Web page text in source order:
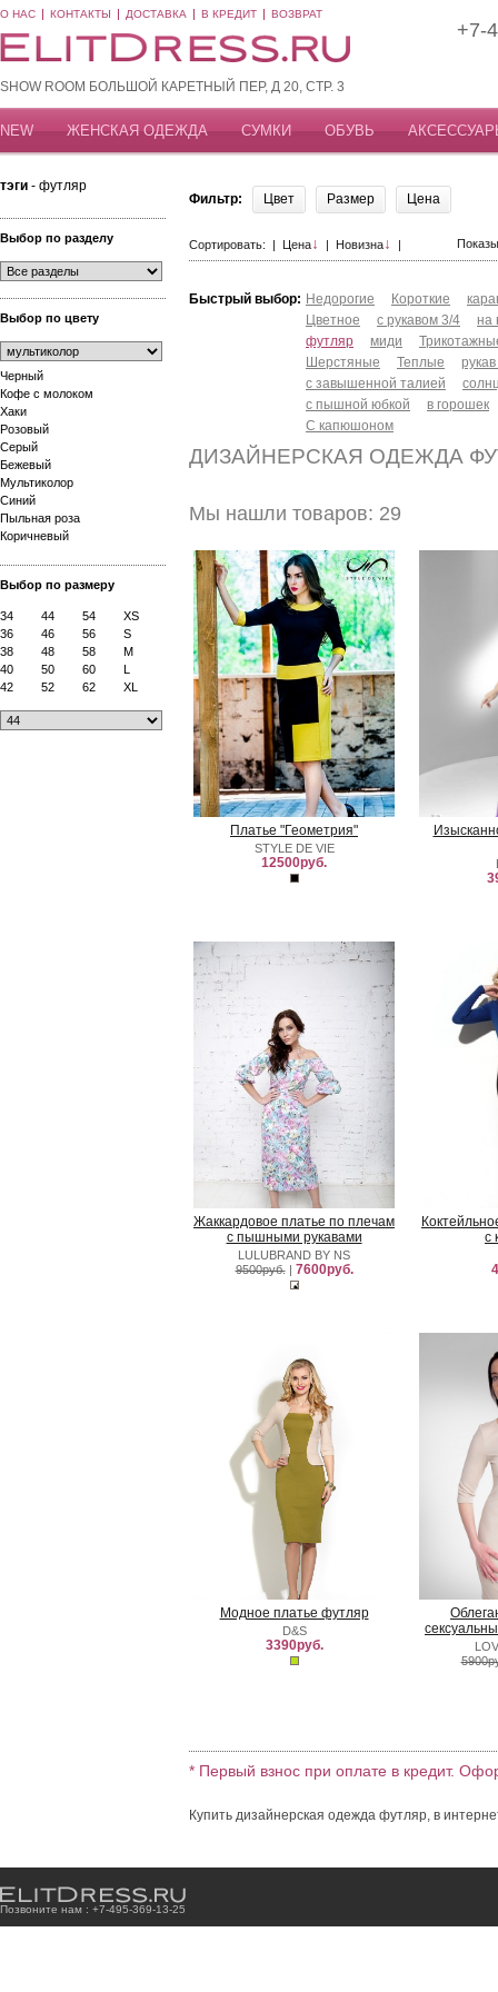
О НАС КОНТАКТЫ ДОСТАВКА В КРЕДИТ ВОЗВРАТ
SHOW ROOM БОЛЬШОЙ КАРЕТНЫЙ ПЕР, Д 20, СТР. 3
+7-
NEW ЖЕНСКАЯ ОДЕЖДА СУМКИ ОБУВЬ
тэги - футляр
Выбор по разделу
Выбор по цвету
Черный
Кофе с молоком
Хаки
Розовый
Серый
Бежевый
Мультиколор
Синий
Пыльная роза
Коричневый
Выбор по размеру
34 44 54
XS
36
46 56
S
38
48 58
M
40
50 60
L
42
52 62 XL
Фильтр: Цвет Размер Цена
Сортировать: | Цена↓ | Новизна↓ |
Быстрый выбор: Недорогие Короткие
Цветное
с рукавом 3/4
на
футляр
миди
Шерстяные
Теплые
с завышенной талией
с пышной юбкой
в горошек
С капюшоном
ДИЗАЙНЕРСКАЯ ОДЕЖДА
Мы нашли товаров: 29
Платье "Геометрия"
STYLE DE VIE
12500руб.
Жаккардовое платье по плечам
с пышными рукавами
LULUBRAND BY NS
9500руб.| 7600руб.
с
Модное платье футляр
D&S
3390руб.
* Первый взнос при оплате в кредит.
Купить дизайнерская одежда футляр, в
Позвоните нам : +7-495-369-13-25